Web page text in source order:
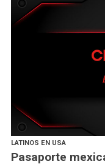
LATINOS EN USA
Pasaporte